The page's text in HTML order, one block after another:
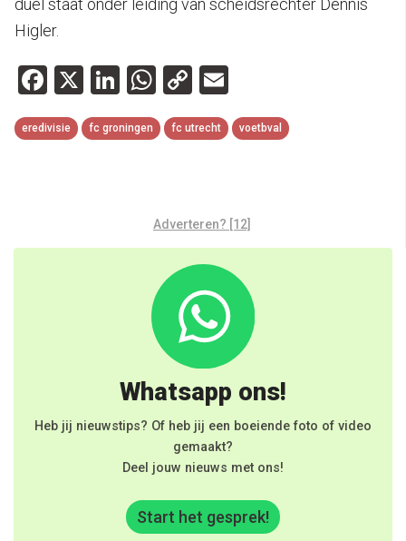
duel staat onder leiding van scheidsrechter Dennis
Higler.
Facebook
X LinkedIn
WhatsApp
Copy
Link
eredivisie fc groningen fc utrecht voetbval
Adverteren? [12]
Whatsapp ons!
Heb jij nieuwstips? Of heb jij een boeiende foto of video
gemaakt?
Deel jouw nieuws met ons!
Start het gesprek!